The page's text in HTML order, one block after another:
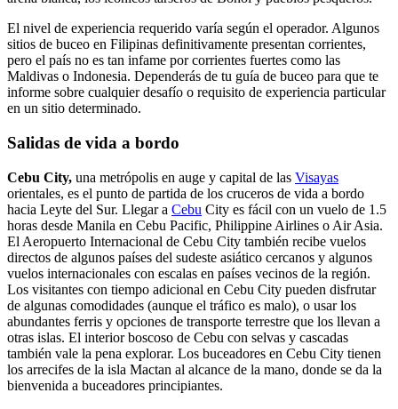
El nivel de experiencia requerido varía según el operador. Algunos
sitios de buceo en Filipinas definitivamente presentan corrientes,
pero el país no es tan infame por corrientes fuertes como las
Maldivas o Indonesia. Dependerás de tu guía de buceo para que te
informe sobre cualquier desafío o requisito de experiencia particular
en un sitio determinado.
Salidas de vida a bordo
Cebu City, una metrópolis en auge y capital de las Visayas
orientales, es el punto de partida de los cruceros de vida a bordo
hacia Leyte del Sur. Llegar a Cebu City es fácil con un vuelo de 1.5
horas desde Manila en Cebu Pacific, Philippine Airlines o Air Asia.
El Aeropuerto Internacional de Cebu City también recibe vuelos
directos de algunos países del sudeste asiático cercanos y algunos
vuelos internacionales con escalas en países vecinos de la región.
Los visitantes con tiempo adicional en Cebu City pueden disfrutar
de algunas comodidades (aunque el tráfico es malo), o usar los
abundantes ferris y opciones de transporte terrestre que los llevan a
otras islas. El interior boscoso de Cebu con selvas y cascadas
también vale la pena explorar. Los buceadores en Cebu City tienen
los arrecifes de la isla Mactan al alcance de la mano, donde se da la
bienvenida a buceadores principiantes.